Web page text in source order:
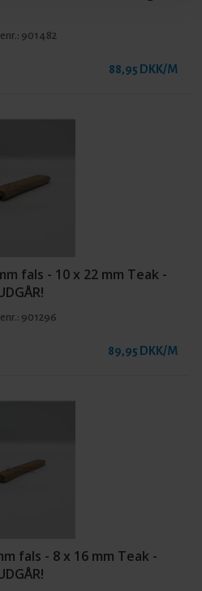
901482
88,95 DKK/M
fals - 10 x 22 mm Teak -
901296
89,95 DKK/M
fals - 8 x 16 mm Teak -